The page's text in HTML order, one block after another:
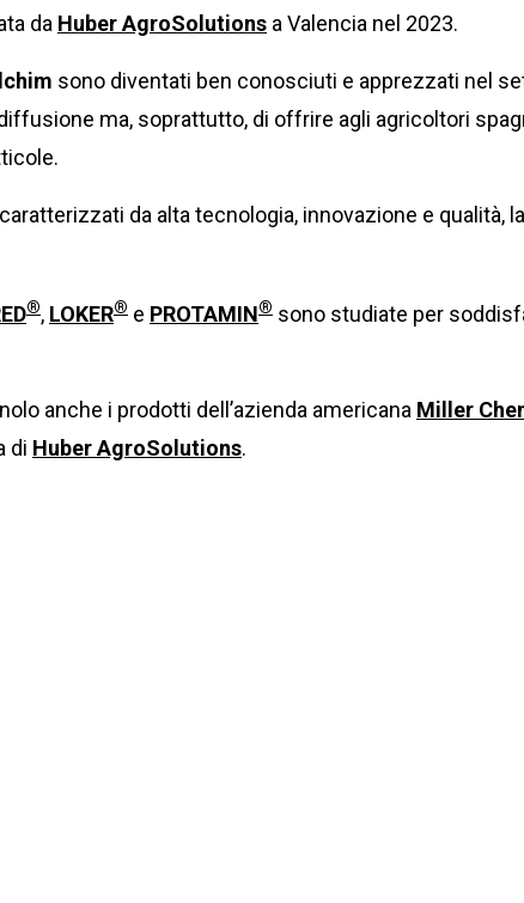
da Huber AgroSolutions a Valencia nel 2023.
sono diventati ben conosciuti e apprezzati nel
ma, soprattutto, di offrire agli agricoltori
da alta tecnologia, innovazione e qualità,
®, LOKER® e PROTAMIN® sono studiate per
anche i prodotti dell’azienda americana Miller
di Huber AgroSolutions.